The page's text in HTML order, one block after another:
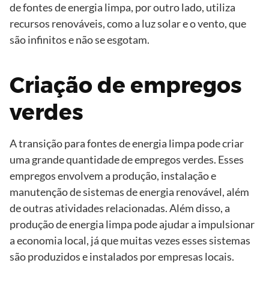
de fontes de energia limpa, por outro lado, utiliza
recursos renováveis, como a luz solar e o vento, que
são infinitos e não se esgotam.
Criação de empregos
verdes
A transição para fontes de energia limpa pode criar
uma grande quantidade de empregos verdes. Esses
empregos envolvem a produção, instalação e
manutenção de sistemas de energia renovável, além
de outras atividades relacionadas. Além disso, a
produção de energia limpa pode ajudar a impulsionar
a economia local, já que muitas vezes esses sistemas
são produzidos e instalados por empresas locais.